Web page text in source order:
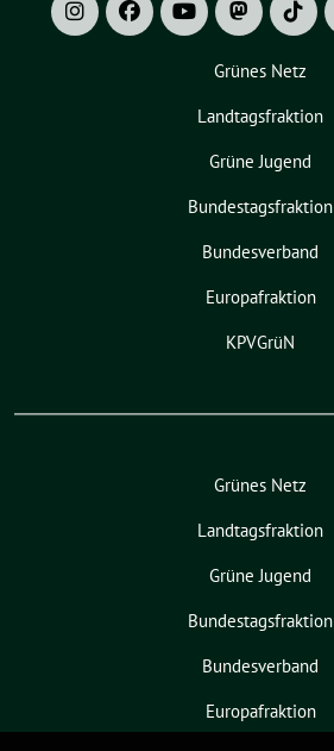
Grünes Netz
Landtagsfraktion
Grüne Jugend
Bundestagsfraktion
Bundesverband
Europafraktion
KPVGrüN
Grünes Netz
Landtagsfraktion
Grüne Jugend
Bundestagsfraktion
Bundesverband
Europafraktion